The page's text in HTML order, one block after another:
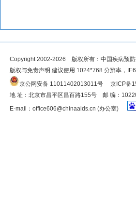
Copyright 2002-2026 版权所有：中国疾病预
版权与免责声明 建议使用 1024*768 分辨率，
京公网安备 11011402013011号
京ICP备
地 址：北京市昌平区昌百路155号 邮 编：
E-mail： office606@chinaaids.cn (办公室)